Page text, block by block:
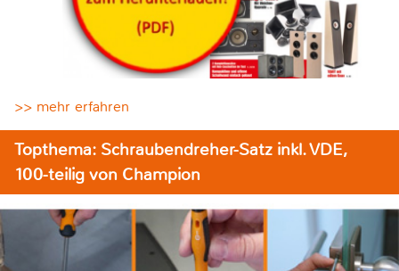
>> mehr erfahren
Topthema: Schraubendreher-Satz inkl. VDE,
100-teilig von Champion